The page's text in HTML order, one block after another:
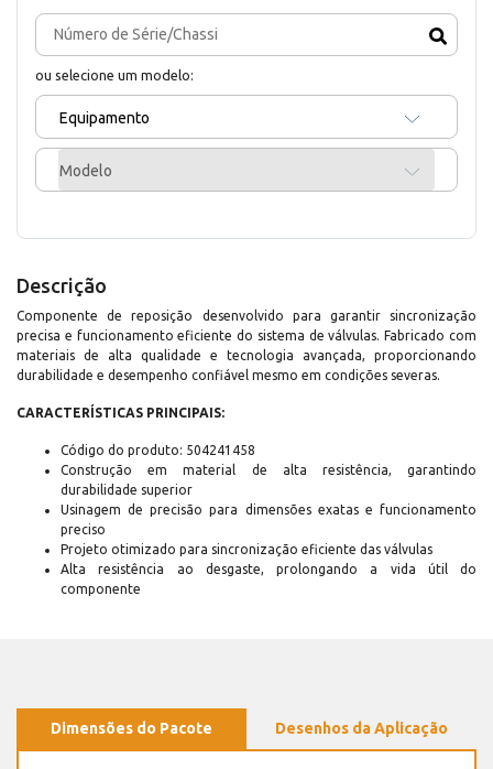
ou selecione um modelo:
Equipamento
Modelo
Descrição
Componente de reposição desenvolvido para garantir sincronização
precisa e funcionamento eficiente do sistema de válvulas. Fabricado com
materiais de alta qualidade e tecnologia avançada, proporcionando
durabilidade e desempenho confiável mesmo em condições severas.
CARACTERÍSTICAS PRINCIPAIS:
Código do produto: 504241458
Construção em material de alta resistência, garantindo
durabilidade superior
Usinagem de precisão para dimensões exatas e funcionamento
preciso
Projeto otimizado para sincronização eficiente das válvulas
Alta resistência ao desgaste, prolongando a vida útil do
componente
Dimensões do Pacote Desenhos da Aplicação